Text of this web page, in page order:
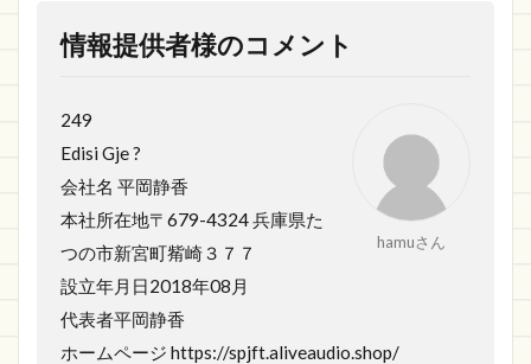
情報提供者様のコメント
hamuさん
249
Edisi Gje ?
会社名 平岡静香
本社所在地〒679-4324 兵庫県た
つの市新宮町觜崎３７７
設立年月日2018年08月
代表者平岡静香
ホームページ https://spjft.aliveaudio.shop/